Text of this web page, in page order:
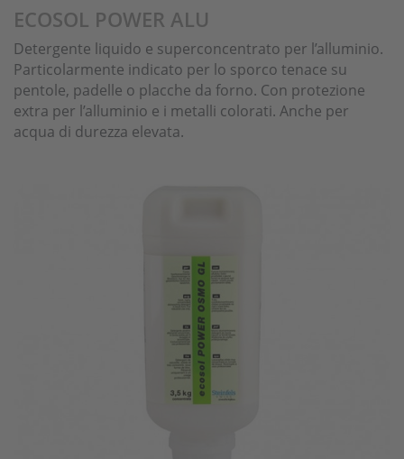
ECOSOL POWER ALU
Detergente liquido e superconcentrato per l’alluminio.
Particolarmente indicato per lo sporco tenace su
pentole, padelle o placche da forno. Con protezione
extra per l’alluminio e i metalli colorati. Anche per
acqua di durezza elevata.